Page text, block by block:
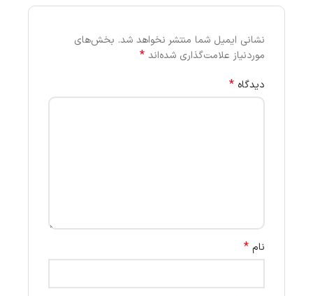
نشانی ایمیل شما منتشر نخواهد شد. بخش‌های
موردنیاز علامت‌گذاری شده‌اند *
دیدگاه *
نام *